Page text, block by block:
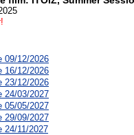
09/12/2026
16/12/2026
23/12/2026
24/03/2027
05/05/2027
29/09/2027
24/11/2027